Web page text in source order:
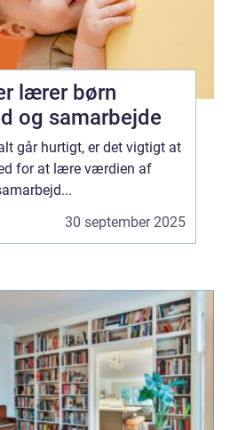
lærer børn
og samarbejde
går hurtigt, er det vigtigt at
for at lære værdien af
30 september 2025